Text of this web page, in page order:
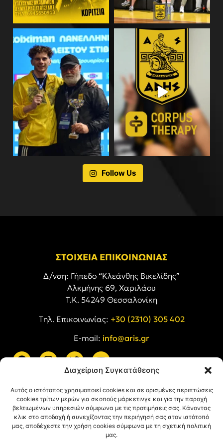
Διαχείριση Συγκατάθεσης
Αυτός ο ιστότοπος χρησιμοποιεί cookies και σε ορισμένες περιπτώσεις
cookies τρίτων μερών για σκοπούς μάρκετινγκ και για την παροχή
βελτιωμένων υπηρεσιών σύμφωνα με τις προτιμήσεις σας. Κάνοντας
κλικ στο αποδοχή ή συνεχίζοντας την περιήγησή σας στον ιστότοπό
μας, αποδέχεστε την χρήση cookies σύμφωνα με τη σχετική πολιτική
μας.
Follow Us
ΣΤΟΙΧΕΙΑ ΕΠΙΚΟΙΝΩΝΙΑΣ
Δ/νση: Γήπεδο “Κλεάνθης Βικελίδης”
Αλκμήνης 69, Χαριλάου
Τ.Κ. 54249 Θεσσαλονίκη
Tηλ. Επικοινωνίας: +30 (2310) 305 402
E-mail: info@aris.gr